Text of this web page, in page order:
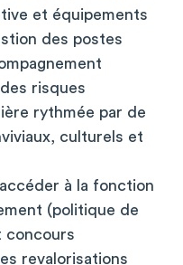
et équipements
des postes
risques
rythmée par de
culturels et
à la fonction
(politique de
concours
revalorisations